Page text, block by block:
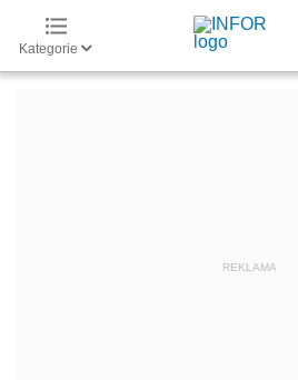
Kategorie